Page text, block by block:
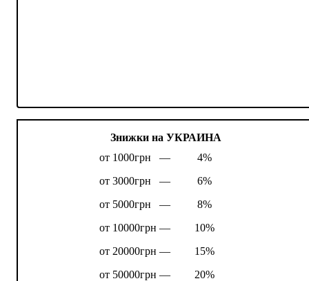
Знижки на УКРАИНА
от 1000грн —
4%
от 3000грн —
6%
от 5000грн —
8%
от 10000грн —
10%
от 20000грн —
15%
от 50000грн —
20%